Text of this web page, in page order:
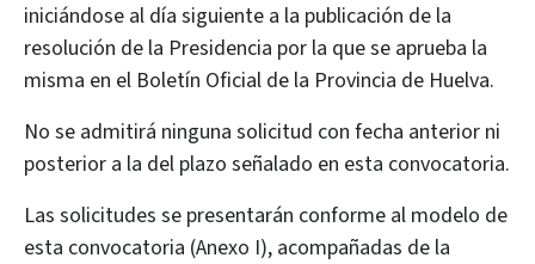
iniciándose al día siguiente a la publicación de la
resolución de la Presidencia por la que se aprueba la
misma en el Boletín Oficial de la Provincia de Huelva.
No se admitirá ninguna solicitud con fecha anterior ni
posterior a la del plazo señalado en esta convocatoria.
Las solicitudes se presentarán conforme al modelo de
esta convocatoria (Anexo I), acompañadas de la